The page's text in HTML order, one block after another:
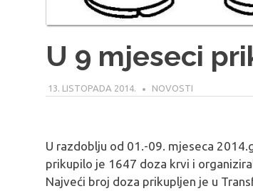
U 9 mjeseci
13. LISTOPADA 2014. MODERATOR
NOVOSTI
U razdoblju od 01.-09. mjeseca
prikupilo je 1647 doza krvi i
Najveći broj doza prikupljen je u